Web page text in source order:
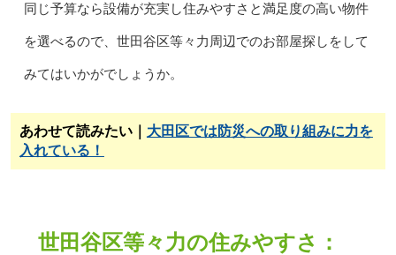
同じ予算なら設備が充実し住みやすさと満足度の高い物件
を選べるので、世田谷区等々力周辺でのお部屋探しをして
みてはいかがでしょうか。
あわせて読みたい｜ 大田区では防災への取り組みに力を
入れている！
世田谷区等々力の住みやすさ：